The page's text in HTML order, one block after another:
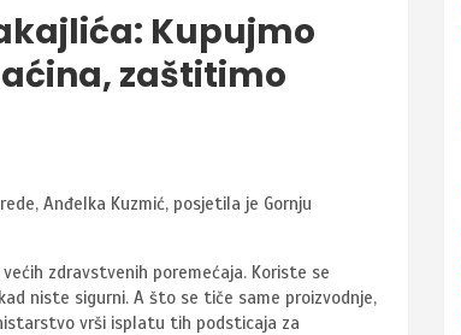
Kupujmo
zaštitimo
Anđelka Kuzmić, posjetila je Gornju
zdravstvenih poremećaja. Koriste se
niste sigurni. A što se tiče same proizvodnje,
vrši isplatu tih podsticaja za